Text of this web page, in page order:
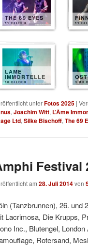
THE 69 EYES
11 BILDER 11
LAME
IMMORTELLE
10 BILDER 9
unterFotos 2025 |
, Joachim Witt, L’Âme
Ltd, Silke Bischoff, The 69
Festival
am 28. Juli 2014von
(Tanzbrunnen), 26. und
Lacrimosa, Die Krupps,
Inc., Blutengel,
Rotersand,